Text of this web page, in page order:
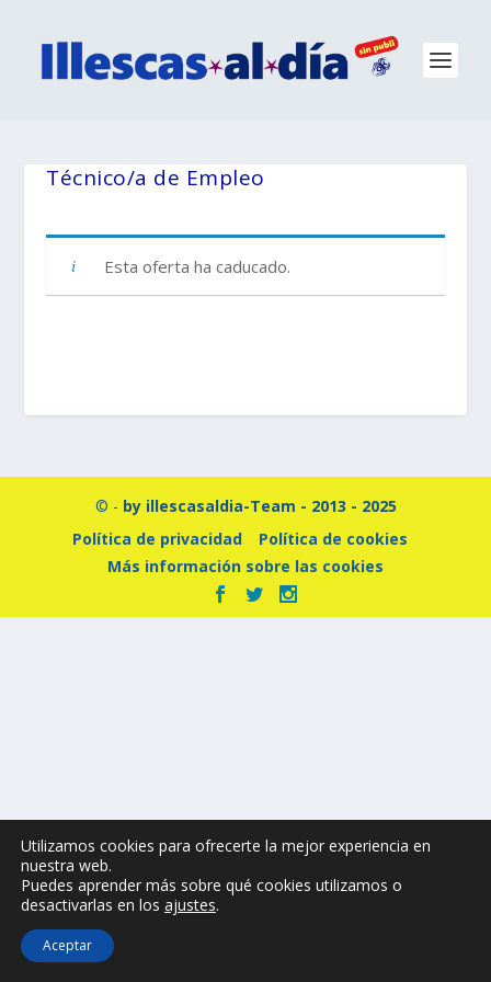
Técnico/a de Empleo
Esta oferta ha caducado.
© - by illescasaldia-Team - 2013 - 2025
Política de privacidad
Política de cookies
Más información sobre las cookies
Utilizamos cookies para ofrecerte la mejor experiencia en
nuestra web.
Puedes aprender más sobre qué cookies utilizamos o
desactivarlas en los ajustes.
Aceptar